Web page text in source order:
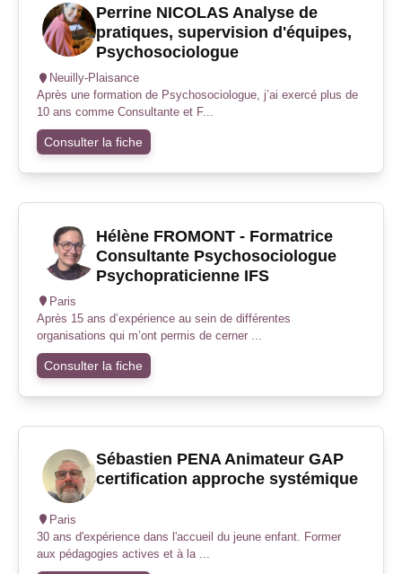
Perrine NICOLAS Analyse de
pratiques, supervision d'équipes,
Psychosociologue
Neuilly-Plaisance
Après une formation de Psychosociologue, j’ai exercé plus de
10 ans comme Consultante et F...
Consulter la fiche
Hélène FROMONT - Formatrice
Consultante Psychosociologue
Psychopraticienne IFS
Paris
Après 15 ans d’expérience au sein de différentes
organisations qui m’ont permis de cerner ...
Consulter la fiche
Sébastien PENA Animateur GAP
certification approche systémique
Paris
30 ans d'expérience dans l'accueil du jeune enfant. Former
aux pédagogies actives et à la ...